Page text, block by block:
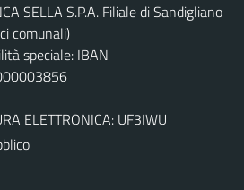
SELLA S.P.A. Filiale di Sandigliano
comunali)
speciale: IBAN
ELETTRONICA: UF3IWU